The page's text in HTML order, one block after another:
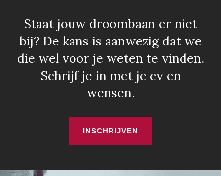
Staat jouw droombaan er niet
bij? De kans is aanwezig dat we
die wel voor je weten te vinden.
Schrijf je in met je cv en
wensen.
INSCHRIJVEN